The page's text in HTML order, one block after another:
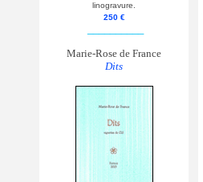
linogravure.
250 €
Marie-Rose de France
Dits